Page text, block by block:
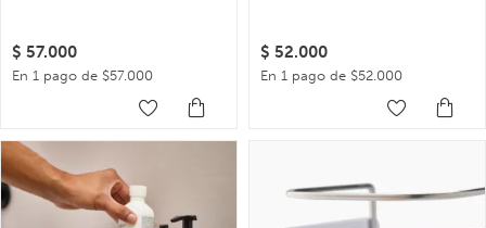
$ 57.000
En 1 pago de $57.000
$ 52.000
En 1 pago de $52.000